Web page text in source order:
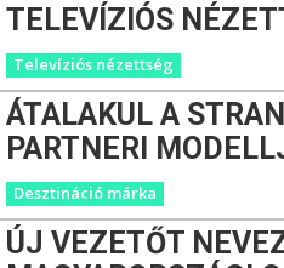
TELEVÍZIÓS
Televíziós nézettség
ÁTALAKUL A
PARTNERI
Desztináció márka
ÚJ VEZETŐT